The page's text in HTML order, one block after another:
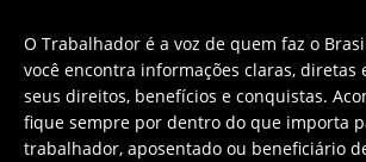
O Trabalhador é a voz de quem faz o
você encontra informações claras, diretas
seus direitos, benefícios e conquistas.
fique sempre por dentro do que importa
trabalhador, aposentado ou beneficiário